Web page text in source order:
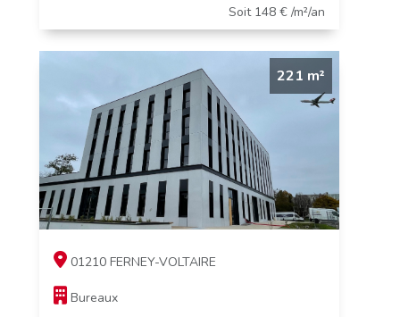
Soit 148 € /m²/an
221 m²
01210 FERNEY-VOLTAIRE
Bureaux